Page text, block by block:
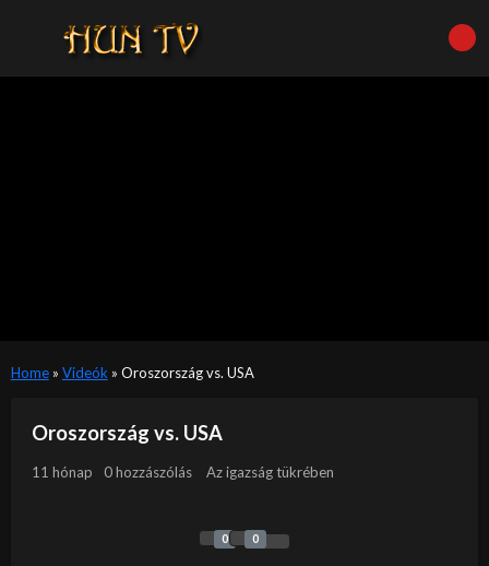
Home» Videók » Oroszország vs. USA
Oroszország vs. USA
11 hónap 0 hozzászólás Az igazság tükrében
0 0